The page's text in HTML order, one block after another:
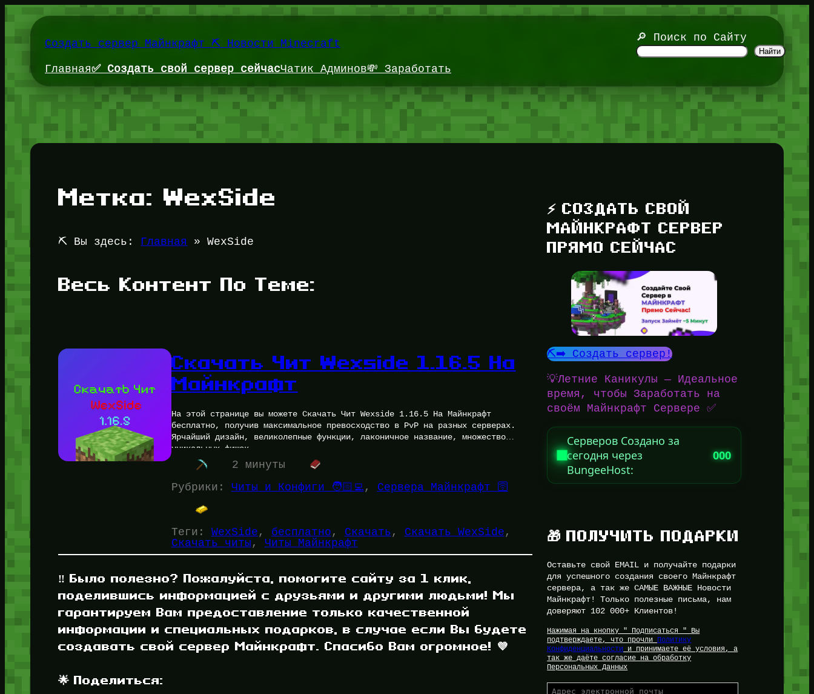
содержимомуСоздать сервер Майнкрафт ⛏️ Новости Minecraft
🔎 Поиск по Сайту
Найти
Главная✅ Создать свой сервер сейчасЧатик Админов💸 Заработать
Метка:WexSide
⛏️ Вы здесь: Главная »WexSide
Весь Контент По Теме:
Скачать Чит Wexside 1.16.5 На
Майнкрафт
На этой странице вы можете Скачать Чит Wexside 1.16.5 На Майнкрафт
бесплатно, получив максимальное превосходство в PvP на разных серверах.
Ярчайший дизайн, великолепные функции, лаконичное название, множество
уникальных фишек —…
2 минуты
Рубрики: Читы и Конфиги 🧑🏻‍💻 , Сервера Майнкрафт 🛜
Теги: WexSide , бесплатно , Скачать , Скачать WexSide
Скачать читы , Читы Майнкрафт
‼️ Было полезно? Пожалуйста, помогите сайту за 1 клик,
поделившись информацией с друзьями и другими людьми! Мы
гарантируем Вам предоставление только качественной
информации и специальных подарков, в случае если Вы будете
создавать свой сервер Майнкрафт. Спасибо Вам огромное! 💜
🌟 Поделиться:
⚡ СОЗДАТЬ СВОЙ
МАЙНКРАФТ СЕРВЕР
ПРЯМО СЕЙЧАС
⛏️➡️ Создать сервер!
💡Летние Каникулы — Идеальное
время, чтобы Заработать на
своём Майнкрафт Сервере ✅
Серверов Создано за
сегодня через
BungeeHost:
000
🎁 ПОЛУЧИТЬ ПОДАРКИ
Оставьте свой EMAIL и получайте подарки
для успешного создания своего Майнкрафт
сервера, а так же САМЫЕ ВАЖНЫЕ Новости
Майнкрафт! Только полезные письма, нам
доверяют 102 000+ Клиентов!
Нажимая на кнопку " Подписаться " Вы
подтверждаете, что прочли Политику
Конфиденциальности и принимаете её условия, а
так же даёте согласие на обработку
Персональных Данных